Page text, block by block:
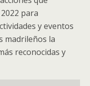
para
y eventos
madrileños la
reconocidas y